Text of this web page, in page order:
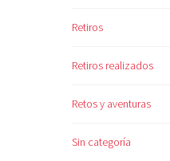
Retiros
Retiros realizados
Retos y aventuras
Sin categoría